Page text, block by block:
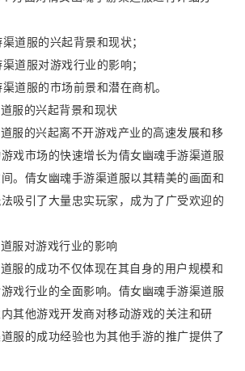
道服的兴起背景和现状；
道服对游戏行业的影响；
道服的市场前景和潜在商机。
服的兴起背景和现状
服的兴起离不开游戏产业的高速发展和移
戏市场的快速增长为倩女幽魂手游渠道服
。倩女幽魂手游渠道服以其精美的画面和
吸引了大量忠实玩家，成为了广受欢迎的
服对游戏行业的影响
服的成功不仅体现在其自身的用户规模和
戏行业的全面影响。倩女幽魂手游渠道服
其他游戏开发商对移动游戏的关注和研
服的成功经验也为其他手游的推广提供了